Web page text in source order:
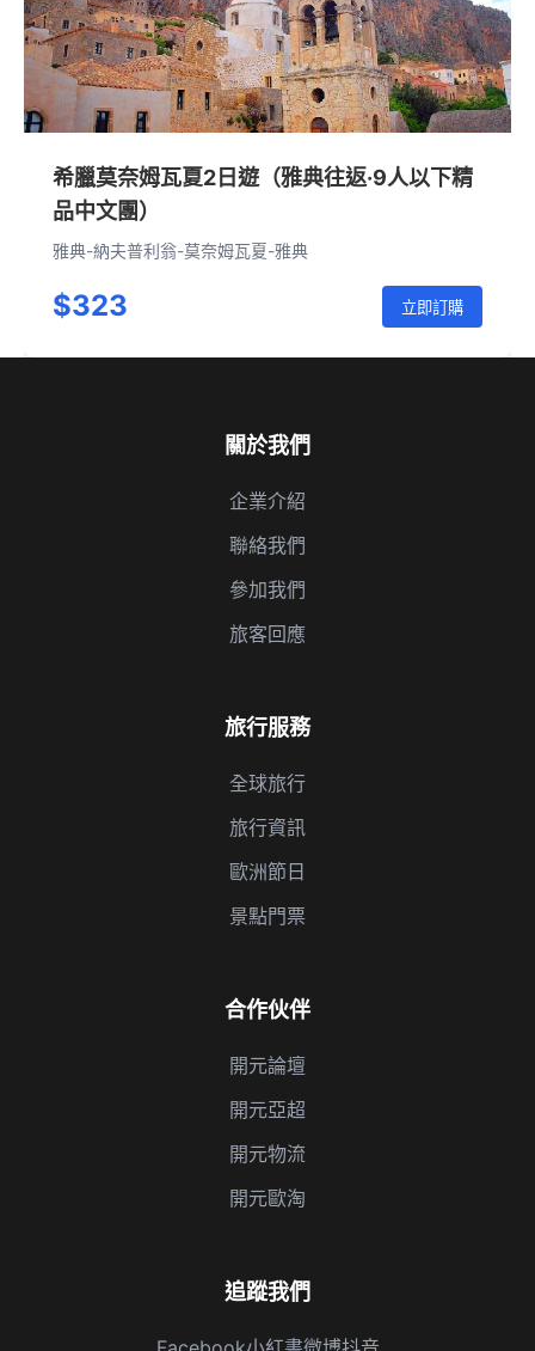
希臘莫奈姆瓦夏2日遊（雅典往返·9人以下精
品中文團）
雅典-納夫普利翁-莫奈姆瓦夏-雅典
$323 立即訂購
關於我們
企業介紹
聯絡我們
參加我們
旅客回應
旅行服務
全球旅行
旅行資訊
歐洲節日
景點門票
合作伙伴
開元論壇
開元亞超
開元物流
開元歐淘
追蹤我們